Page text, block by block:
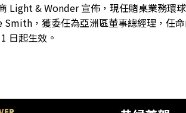
Light & Wonder 宣佈，現任賭桌業務環
Smith，獲委任為亞洲區董事總經理，任
日起生效。